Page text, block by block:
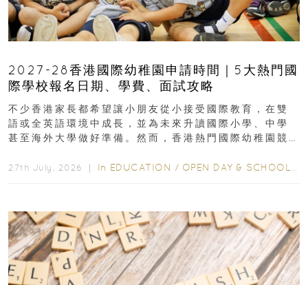
2027-28香港國際幼稚園申請時間｜5大熱門國
際學校報名日期、學費、面試攻略
不少香港家長都希望讓小朋友從小接受國際教育，在雙
語或全英語環境中成長，並為未來升讀國際小學、中學
甚至海外大學做好準備。然而，香港熱門國際幼稚園競
27th July, 2026 ｜ In EDUCATION / OPEN DAY & SCHOOL EVENTS